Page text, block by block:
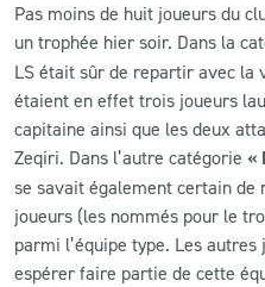
Pas moins de huit joueurs du
un trophée hier soir. Dans la
LS était sûr de repartir avec la
étaient en effet trois joueurs
capitaine ainsi que les deux
Zeqiri. Dans l’autre catégorie «
se savait également certain
joueurs (les nommés pour le
parmi l’équipe type. Les
espérer faire partie de cette